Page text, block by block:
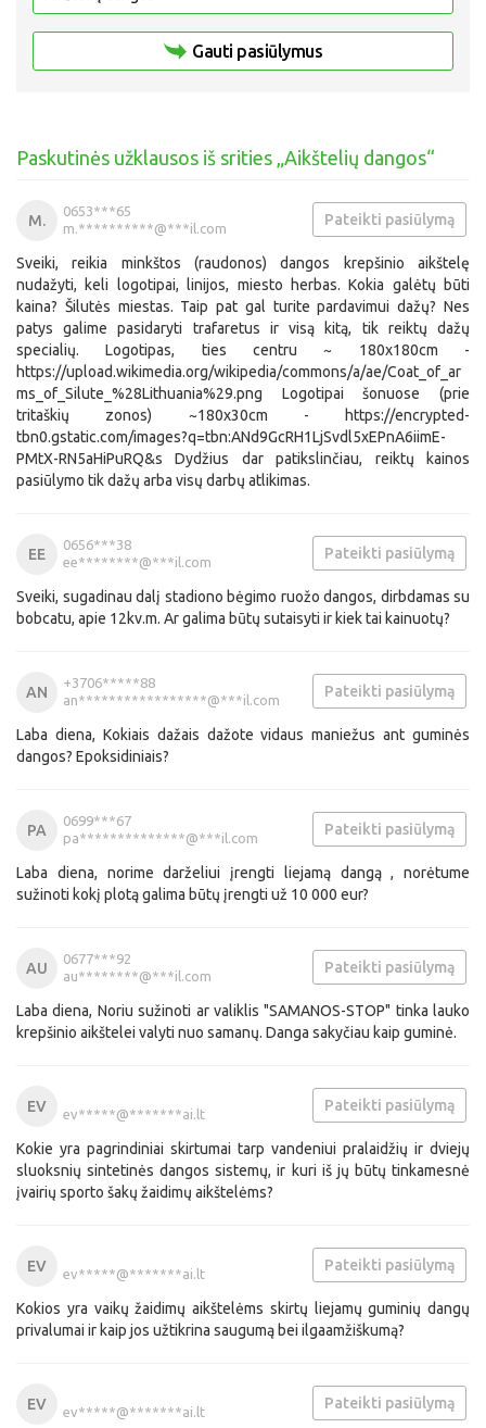
Gauti pasiūlymus
Paskutinės užklausos iš srities „Aikštelių dangos“
M.
0653***65
m.**********@***il.com
Pateikti pasiūlymą
Sveiki, reikia minkštos (raudonos) dangos krepšinio aikštelę
nudažyti, keli logotipai, linijos, miesto herbas. Kokia galėtų būti
kaina? Šilutės miestas. Taip pat gal turite pardavimui dažų? Nes
patys galime pasidaryti trafaretus ir visą kitą, tik reiktų dažų
specialių. Logotipas, ties centru ~ 180x180cm -
https://upload.wikimedia.org/wikipedia/commons/a/ae/Coat_of_ar
ms_of_Silute_%28Lithuania%29.png Logotipai šonuose (prie
tritaškių zonos) ~180x30cm - https://encrypted-
tbn0.gstatic.com/images?q=tbn:ANd9GcRH1LjSvdl5xEPnA6iimE-
PMtX-RN5aHiPuRQ&s Dydžius dar patikslinčiau, reiktų kainos
pasiūlymo tik dažų arba visų darbų atlikimas.
EE
0656***38
ee********@***il.com
Pateikti pasiūlymą
Sveiki, sugadinau dalį stadiono bėgimo ruožo dangos, dirbdamas su
bobcatu, apie 12kv.m. Ar galima būtų sutaisyti ir kiek tai kainuotų?
AN
+3706*****88
an*****************@***il.com
Pateikti pasiūlymą
Laba diena, Kokiais dažais dažote vidaus maniežus ant guminės
dangos? Epoksidiniais?
PA
0699***67
pa**************@***il.com
Pateikti pasiūlymą
Laba diena, norime darželiui įrengti liejamą dangą , norėtume
sužinoti kokį plotą galima būtų įrengti už 10 000 eur?
AU
0677***92
au********@***il.com
Pateikti pasiūlymą
Laba diena, Noriu sužinoti ar valiklis "SAMANOS-STOP" tinka lauko
krepšinio aikštelei valyti nuo samanų. Danga sakyčiau kaip guminė.
EV ev*****@*******ai.lt Pateikti pasiūlymą
Kokie yra pagrindiniai skirtumai tarp vandeniui pralaidžių ir dviejų
sluoksnių sintetinės dangos sistemų, ir kuri iš jų būtų tinkamesnė
įvairių sporto šakų žaidimų aikštelėms?
EV ev*****@*******ai.lt Pateikti pasiūlymą
Kokios yra vaikų žaidimų aikštelėms skirtų liejamų guminių dangų
privalumai ir kaip jos užtikrina saugumą bei ilgaamžiškumą?
EV ev*****@*******ai.lt Pateikti pasiūlymą